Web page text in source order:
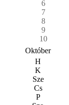
6
7
8
9
10
Október
H
K
Sze
Cs
P